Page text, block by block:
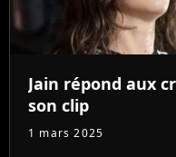
Jain répond aux
son clip
1 mars 2025